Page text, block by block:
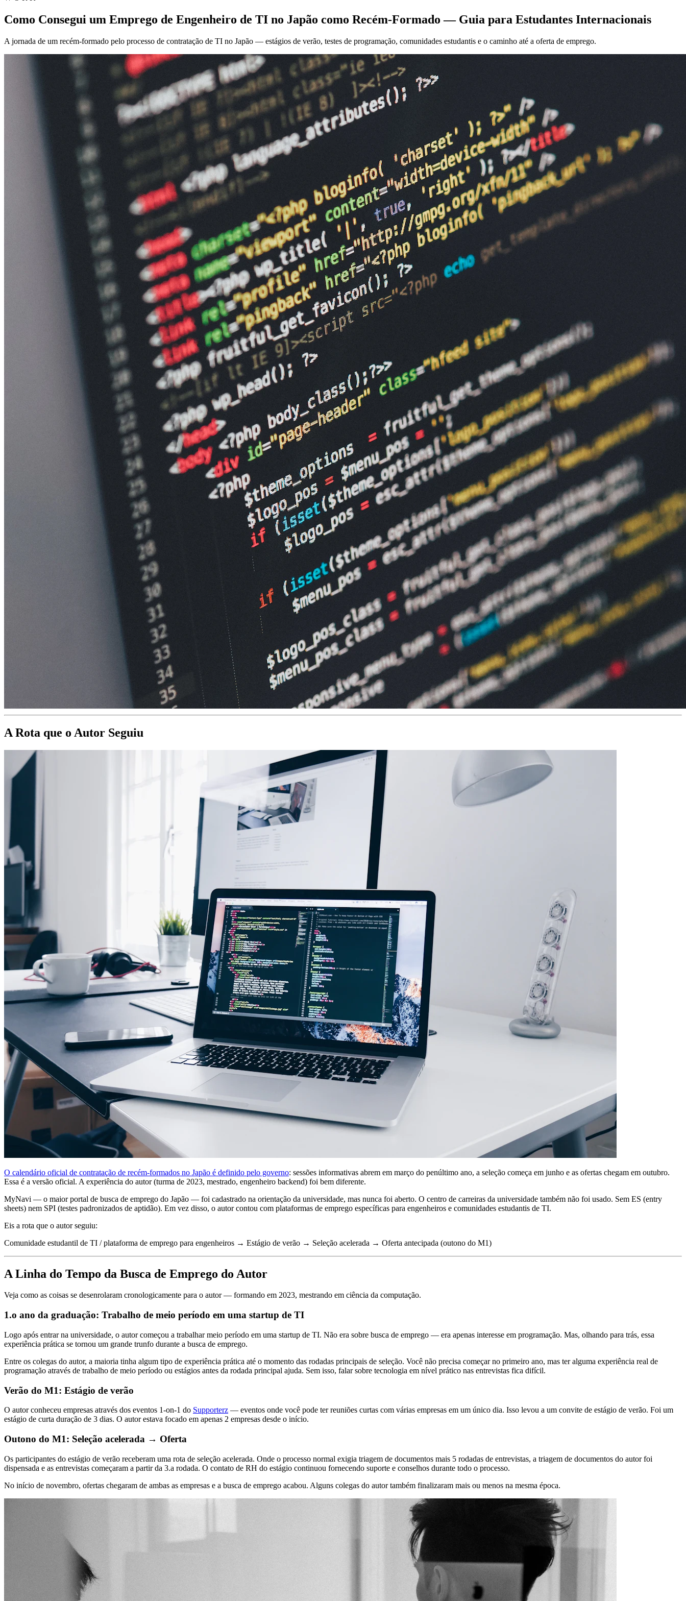
Como Consegui um Emprego de Engenheiro de TI no Japão como Recém-Formado — Guia para Estudantes Internacionais
A jornada de um recém-formado pelo processo de contratação de TI no Japão — estágios de verão, testes de programação, comunidades estudantis e o caminho até a oferta de emprego.
A Rota que o Autor Seguiu
O calendário oficial de contratação de recém-formados no Japão é definido pelo governo: sessões informativas abrem em março do penúltimo ano, a seleção começa em junho e as ofertas chegam em outubro.
Essa é a versão oficial. A experiência do autor (turma de 2023, mestrado, engenheiro backend) foi bem diferente.
MyNavi — o maior portal de busca de emprego do Japão — foi cadastrado na orientação da universidade, mas nunca foi aberto. O centro de carreiras da universidade também não foi usado. Sem ES (entry
sheets) nem SPI (testes padronizados de aptidão). Em vez disso, o autor contou com plataformas de emprego específicas para engenheiros e comunidades estudantis de TI.
Eis a rota que o autor seguiu:
Comunidade estudantil de TI / plataforma de emprego para engenheiros → Estágio de verão → Seleção acelerada → Oferta antecipada (outono do M1)
A Linha do Tempo da Busca de Emprego do Autor
Veja como as coisas se desenrolaram cronologicamente para o autor — formando em 2023, mestrando em ciência da computação.
1.o ano da graduação: Trabalho de meio período em uma startup de TI
Logo após entrar na universidade, o autor começou a trabalhar meio período em uma startup de TI. Não era sobre busca de emprego — era apenas interesse em programação. Mas, olhando para trás, essa
experiência prática se tornou um grande trunfo durante a busca de emprego.
Entre os colegas do autor, a maioria tinha algum tipo de experiência prática até o momento das rodadas principais de seleção. Você não precisa começar no primeiro ano, mas ter alguma experiência real de
programação através de trabalho de meio período ou estágios antes da rodada principal ajuda. Sem isso, falar sobre tecnologia em nível prático nas entrevistas fica difícil.
Verão do M1: Estágio de verão
O autor conheceu empresas através dos eventos 1-on-1 do Supporterz — eventos onde você pode ter reuniões curtas com várias empresas em um único dia. Isso levou a um convite de estágio de verão. Foi um
estágio de curta duração de 3 dias. O autor estava focado em apenas 2 empresas desde o início.
Outono do M1: Seleção acelerada → Oferta
Os participantes do estágio de verão receberam uma rota de seleção acelerada. Onde o processo normal exigia triagem de documentos mais 5 rodadas de entrevistas, a triagem de documentos do autor foi
dispensada e as entrevistas começaram a partir da 3.a rodada. O contato de RH do estágio continuou fornecendo suporte e conselhos durante todo o processo.
No início de novembro, ofertas chegaram de ambas as empresas e a busca de emprego acabou. Alguns colegas do autor também finalizaram mais ou menos na mesma época.